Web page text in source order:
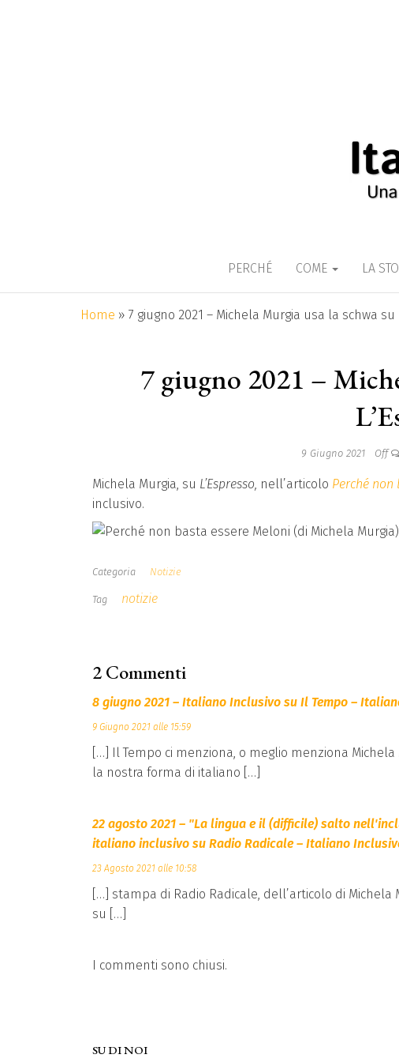
PERCHÉ COME LA
Home » 7 giugno 2021 – Michela Murgia usa la schwa su
7 giugno 2021 –
9 Giugno 2021 Off
Michela Murgia, su L’Espresso, nell’articolo Perché non
inclusivo.
Categoria Notizie
Tag notizie
2 Commenti
8 giugno 2021 – Italiano Inclusivo su Il Tempo –
9 Giugno 2021 alle 15:59
[…] Il Tempo ci menziona, o meglio menziona
la nostra forma di italiano […]
22 agosto 2021 – "La lingua e il (difficile) salto
italiano inclusivo su Radio Radicale – Italiano
23 Agosto 2021 alle 10:58
[…] stampa di Radio Radicale, dell’articolo di
su […]
I commenti sono chiusi.
SU DI NOI